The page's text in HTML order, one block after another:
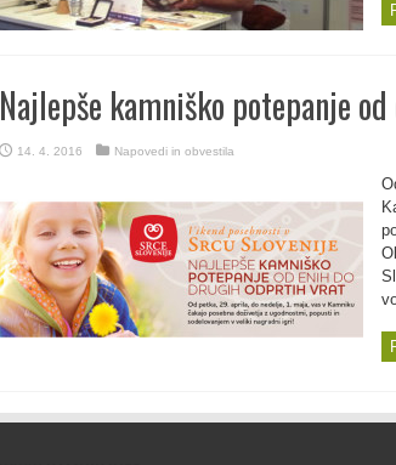
Najlepše kamniško potepanje
14. 4. 2016 Napovedi in obvestila